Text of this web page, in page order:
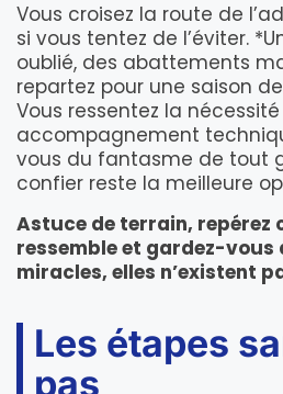
Vous croisez la route de
si vous tentez de l’éviter.
oublié, des abattements
repartez pour une saison
Vous ressentez la nécessité
accompagnement
vous du fantasme de tout
confier reste la meilleure
Astuce de terrain, repérez
ressemble et gardez-vous
miracles, elles n’existent
Les étapes
pas